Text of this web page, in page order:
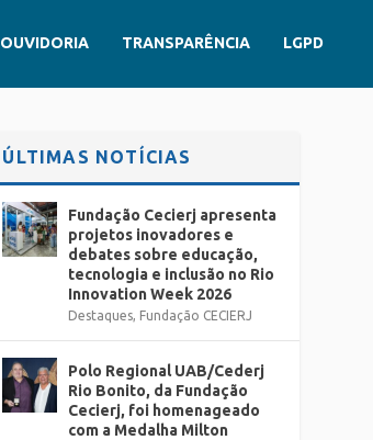
OUVIDORIA TRANSPARÊNCIA LGPD
ÚLTIMAS NOTÍCIAS
Fundação Cecierj apresenta
projetos inovadores e
debates sobre educação,
tecnologia e inclusão no Rio
Innovation Week 2026
Destaques, Fundação CECIERJ
Polo Regional UAB/Cederj
Rio Bonito, da Fundação
Cecierj, foi homenageado
com a Medalha Milton